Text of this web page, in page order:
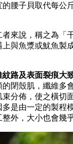
腰子貝取代每公
者來說，稱之為「
與魚漿或魷魚製
路及表面裂痕大
閉殼肌，纖維多
分佈，使之橫切
是由一定的製程
外，大小也會幾